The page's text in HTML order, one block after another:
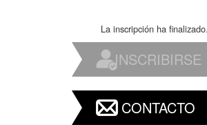
La inscripción ha finalizado.
INSCRIBIRSE
CONTACTO